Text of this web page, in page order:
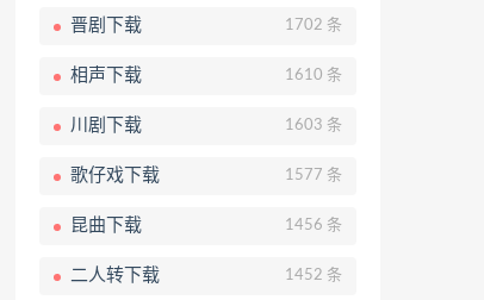
晋剧下载 1702 条
相声下载 1610 条
川剧下载 1603 条
歌仔戏下载 1577 条
昆曲下载 1456 条
二人转下载 1452 条